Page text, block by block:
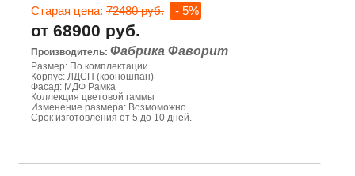
Старая цена: 72480 руб. - 5%
от 68900 руб.
Производитель: Фабрика Фаворит
Размер: По комплектации
Корпус: ЛДСП (кроношпан)
Фасад: МДФ Рамка
Коллекция цветовой гаммы
Изменение размера: Возмоможно
Срок изготовления от 5 до 10 дней.